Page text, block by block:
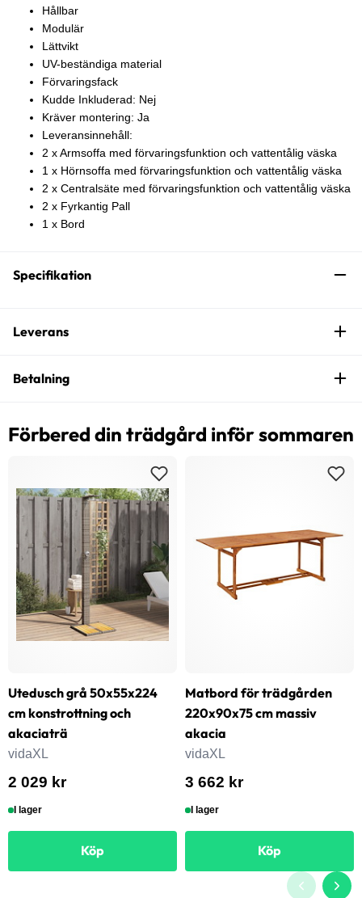
Hållbar
Modulär
Lättvikt
UV-beständiga material
Förvaringsfack
Kudde Inkluderad: Nej
Kräver montering: Ja
Leveransinnehåll:
2 x Armsoffa med förvaringsfunktion och vattentålig väska
1 x Hörnsoffa med förvaringsfunktion och vattentålig väska
2 x Centralsäte med förvaringsfunktion och vattentålig väska
2 x Fyrkantig Pall
1 x Bord
Specifikation
Leverans
Betalning
Förbered din trädgård inför sommaren
Utedusch grå 50x55x224
cm konstrottning och
akaciaträ
vidaXL
2 029 kr
I lager
Köp
Matbord för trädgården
220x90x75 cm massiv
akacia
vidaXL
3 662 kr
I lager
Köp